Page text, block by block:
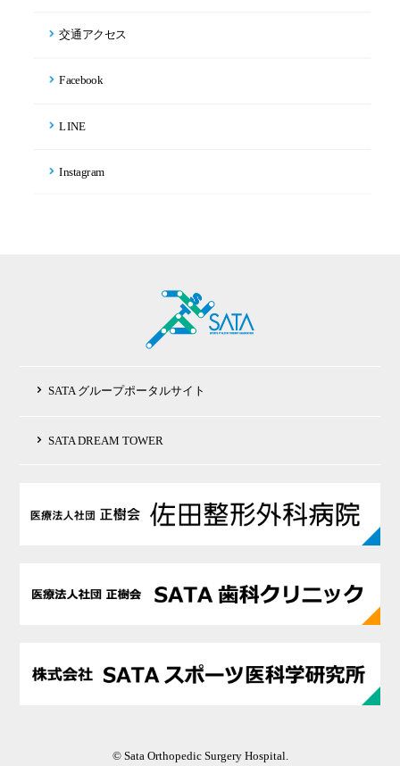
交通アクセス
Facebook
LINE
Instagram
SATA グループポータルサイト
SATA DREAM TOWER
© Sata Orthopedic Surgery Hospital.